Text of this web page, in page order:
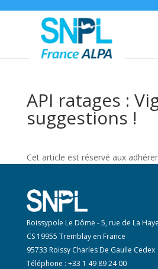
API ratages :
suggestions !
Cet article est réservé aux
Roissypole Le Dôme - 5, rue de La Haye
CS 19955 Tremblay en France
95733 Roissy Charles De Gaulle Cedex
Téléphone : +33 1 49 89 24 00